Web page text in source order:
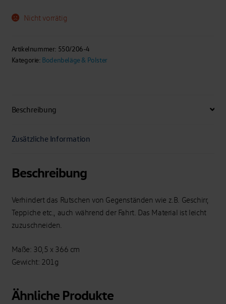
Nicht vorrätig
Artikelnummer: 550/206-4
Kategorie: Bodenbeläge & Polster
Beschreibung
Zusätzliche Information
Beschreibung
Verhindert das Rutschen von Gegenständen wie z.B. Geschirr,
Teppiche etc., auch während der Fahrt. Das Material ist leicht
zuzuschneiden.
Maße: 30,5 x 366 cm
Gewicht: 201g
Ähnliche Produkte